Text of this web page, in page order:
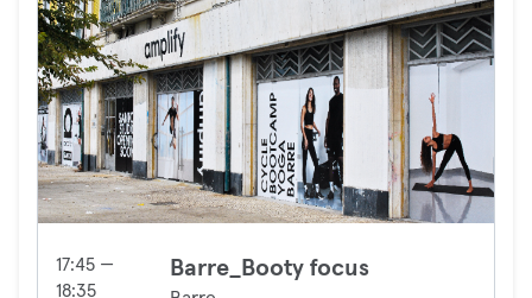
17:45 —
18:35
Barre_Booty focus